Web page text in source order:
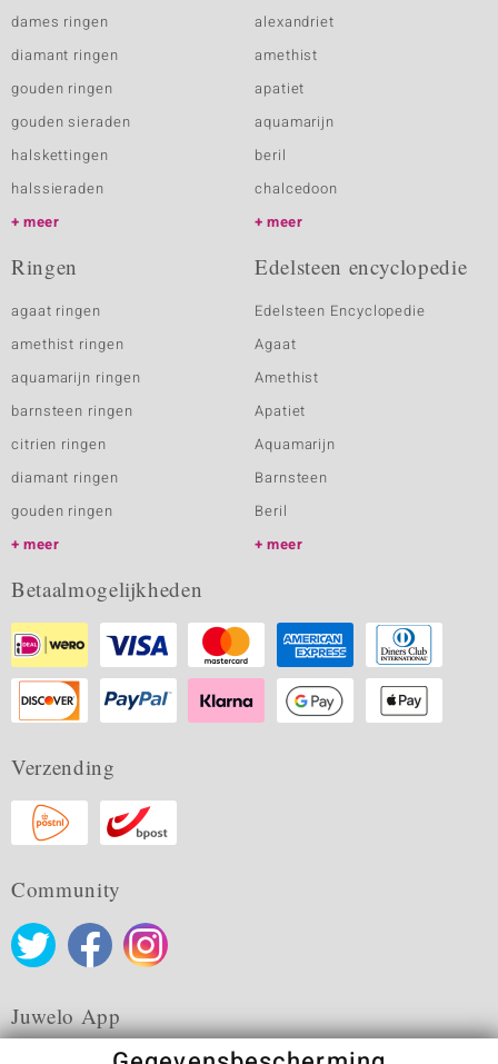
dames ringen
diamant ringen
gouden ringen
gouden sieraden
halskettingen
halssieraden
meer
alexandriet
amethist
apatiet
aquamarijn
beril
chalcedoon
meer
Ringen
agaat ringen
amethist ringen
aquamarijn ringen
barnsteen ringen
citrien ringen
diamant ringen
gouden ringen
meer
Edelsteen encyclopedie
Edelsteen Encyclopedie
Agaat
Amethist
Apatiet
Aquamarijn
Barnsteen
Beril
meer
Betaalmogelijkheden
Verzending
Community
Juwelo App